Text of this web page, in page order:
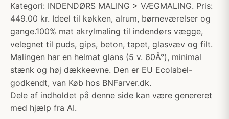
Kategori: INDENDØRS MALING > VÆGMALING. Pris:
449.00 kr. Ideel til køkken, alrum, børneværelser og
gange.100% mat akrylmaling til indendørs vægge,
velegnet til puds, gips, beton, tapet, glasvæv og filt.
Malingen har en helmat glans (5 v. 60Â°), minimal
stænk og høj dækkeevne. Den er EU Ecolabel-
godkendt, van Køb hos BNFarver.dk.
Dele af indholdet på denne side kan være genereret
med hjælp fra AI.